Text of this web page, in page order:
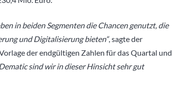
in beiden Segmenten die Chancen genutzt, die
und Digitalisierung bieten“, sagte der
der endgültigen Zahlen für das Quartal und
sind wir in dieser Hinsicht sehr gut